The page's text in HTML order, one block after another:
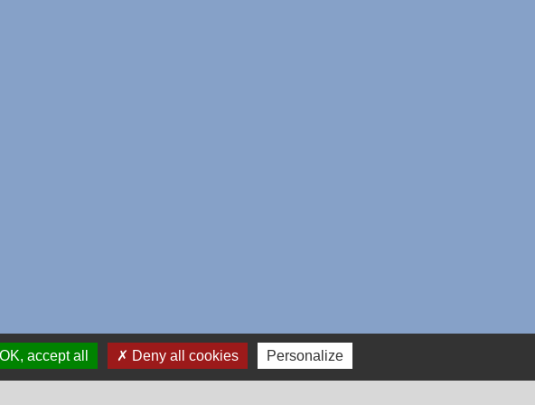
OK, accept all Deny all cookies Personalize